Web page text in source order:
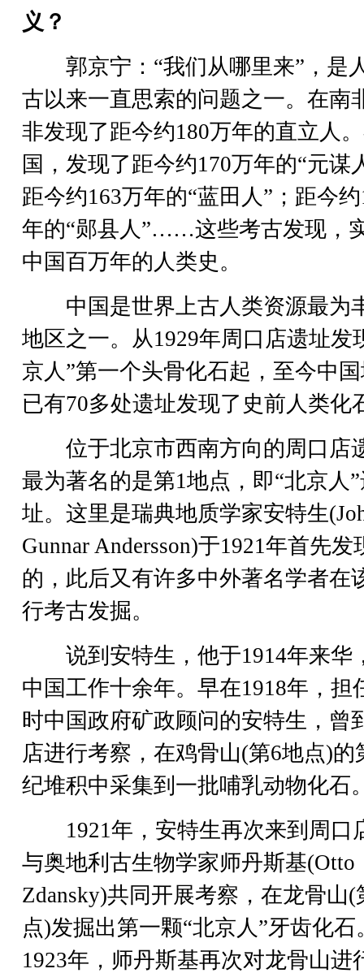
义？
郭京宁：“我们从哪里来”，是
古以来一直思索的问题之一。在南
非发现了距今约180万年的直立人
国，发现了距今约170万年的“元谋
距今约163万年的“蓝田人”；距今
年的“郧县人”……这些考古发现，
中国百万年的人类史。
中国是世界上古人类资源最为
地区之一。从1929年周口店遗址发
京人”第一个头骨化石起，至今中
已有70多处遗址发现了史前人类化
位于北京市西南方向的周口店
最为著名的是第1地点，即“北京人
址。这里是瑞典地质学家安特生
Gunnar Andersson)于1921年首先发
的，此后又有许多中外著名学者在
行考古发掘。
说到安特生，他于1914年来华
中国工作十余年。早在1918年，担
时中国政府矿政顾问的安特生，曾
店进行考察，在鸡骨山(第6地点)的
纪堆积中采集到一批哺乳动物化石
1921年，安特生再次来到周口
与奥地利古生物学家师丹斯基(Otto
Zdansky)共同开展考察，在龙骨山(
点)发掘出第一颗“北京人”牙齿化石
1923年，师丹斯基再次对龙骨山进